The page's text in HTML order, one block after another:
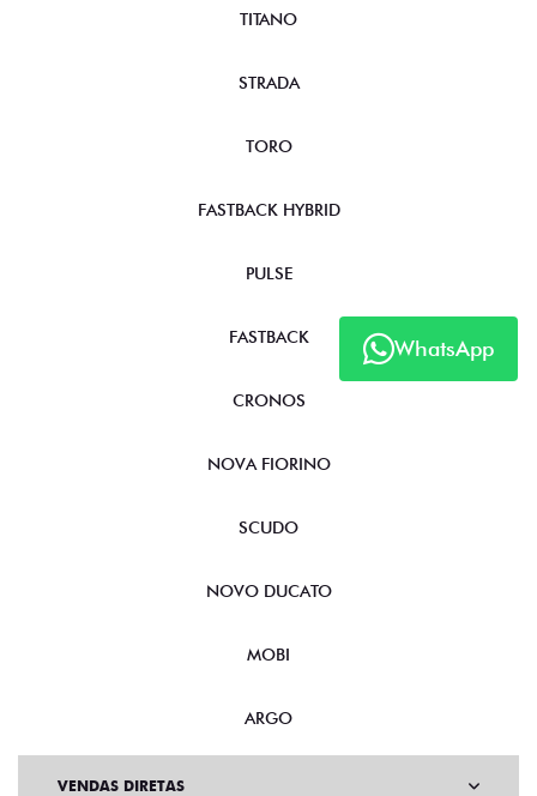
WhatsApp
TITANO
STRADA
TORO
FASTBACK HYBRID
PULSE
FASTBACK
CRONOS
NOVA FIORINO
SCUDO
NOVO DUCATO
MOBI
ARGO
VENDAS DIRETAS